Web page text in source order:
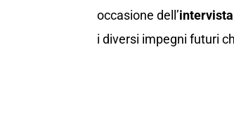
occasione dell’
i diversi impegni futuri